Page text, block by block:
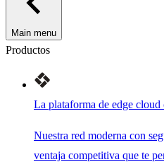
Main menu
Productos
La plataforma de edge cloud
Nuestra red moderna con
ventaja competitiva que te